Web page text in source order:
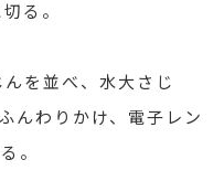
る。
を並べ、水大さじ
んわりかけ、電子レン
。